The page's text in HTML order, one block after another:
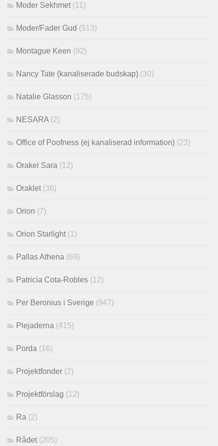
Moder Sekhmet (11)
Moder/Fader Gud (513)
Montague Keen (92)
Nancy Tate (kanaliserade budskap) (30)
Natalie Glasson (175)
NESARA (2)
Office of Poofness (ej kanaliserad information) (23)
Orakel Sara (12)
Oraklet (36)
Orion (7)
Orion Starlight (1)
Pallas Athena (69)
Patricia Cota-Robles (12)
Per Beronius i Sverige (947)
Plejaderna (415)
Porda (16)
Projektfonder (2)
Projektförslag (12)
Ra (2)
Rådet (205)